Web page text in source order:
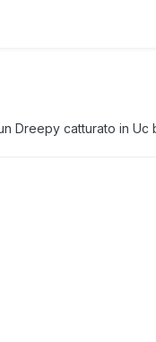
Dreepy catturato in Uc